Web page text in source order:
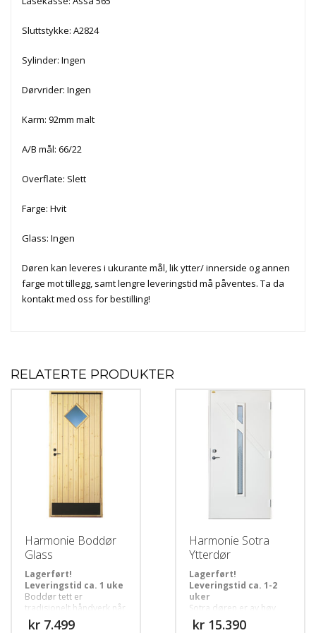
Sluttstykke: A2824
Sylinder: Ingen
Dørvrider: Ingen
Karm: 92mm malt
A/B mål: 66/22
Overflate: Slett
Farge: Hvit
Glass: Ingen
Døren kan leveres i ukurante mål, lik ytter/ innerside og annen
farge mot tillegg, samt lengre leveringstid må påventes. Ta da
kontakt med oss for bestilling!
RELATERTE PRODUKTER
Harmonie Boddør
Glass
Lagerført!
Leveringstid ca. 1 uke
Boddør tett er
tradisjonelt håndverk når
det gjelder produksjon
og materialvalg. Solid
kr
Harmonie Sotra
Ytterdør
Lagerført!
Leveringstid ca. 1-2
uker
Sotra døren er av høy
kvalitet med solide
fresninger og er vakkert
kr